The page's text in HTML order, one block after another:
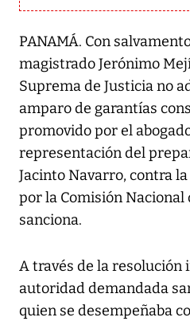
PANAMÁ. Con
magistrado Jerónimo
Suprema de Justicia no
amparo de garantías
promovido por el
representación del
Jacinto Navarro, contra
por la Comisión Nacional
sanciona.
A través de la resolución
autoridad demandada
quien se desempeñaba